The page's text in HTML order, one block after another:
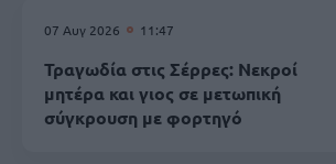
07 Αυγ 2026 11:47
Τραγωδία στις Σέρρες: Νεκροί
μητέρα και γιος σε μετωπική
σύγκρουση με φορτηγό